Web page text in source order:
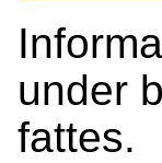
under
fattes.